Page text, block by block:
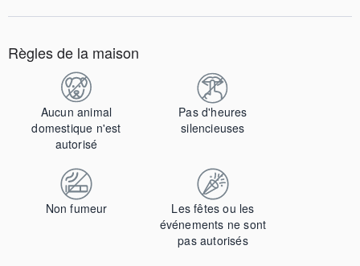
Règles de la maison
Aucun animal
domestique n'est
autorisé
Pas d'heures
silencieuses
Non fumeur
Les fêtes ou les
événements ne sont
pas autorisés